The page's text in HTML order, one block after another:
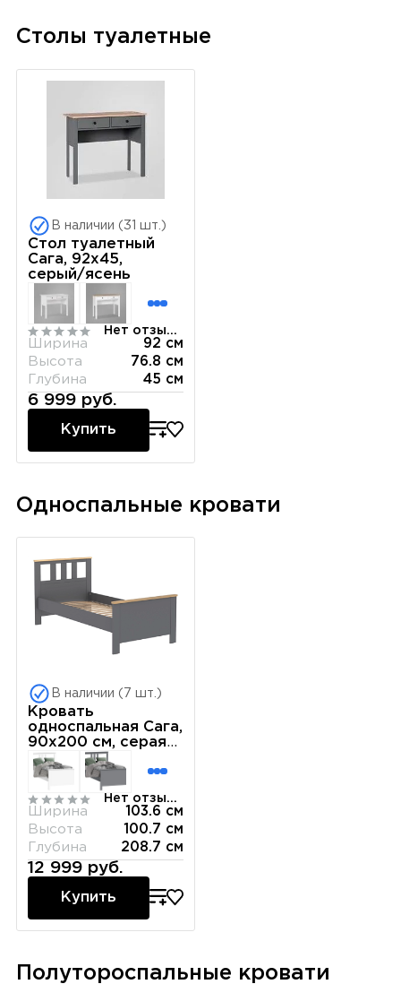
Столы туалетные
В наличии (31 шт.)
Стол туалетный
Сага, 92х45,
серый/ясень
Нет отзывов
Ширина
92 см
Высота
76.8 см
Глубина
45 см
6 999 руб.
Купить
Односпальные кровати
В наличии (7 шт.)
Кровать
односпальная Сага,
90х200 см, серая/
ясень
Нет отзывов
Ширина
103.6 см
Высота
100.7 см
Глубина
208.7 см
12 999 руб.
Купить
Полутороспальные кровати